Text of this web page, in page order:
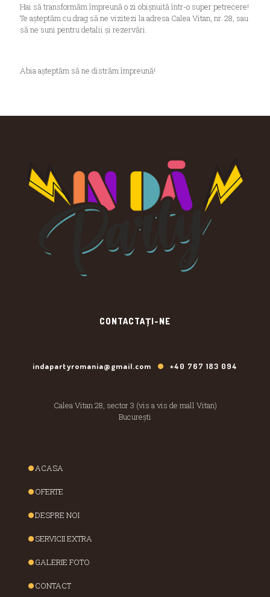
Hai să transformăm împreună o zi obișnuită într-o super petrecere!
Te așteptăm cu drag să ne vizitezi la adresa Calea Vitan, nr. 28, sau
să ne suni pentru detalii și rezervări.
Abia așteptăm să ne distrăm împreună!
CONTACTAȚI-NE
indapartyromania@gmail.com +40 767 183 094
Calea Vitan 28, sector 3 (vis a vis de mall Vitan)
București
ACASA
OFERTE
DESPRE NOI
SERVICII EXTRA
GALERIE FOTO
CONTACT